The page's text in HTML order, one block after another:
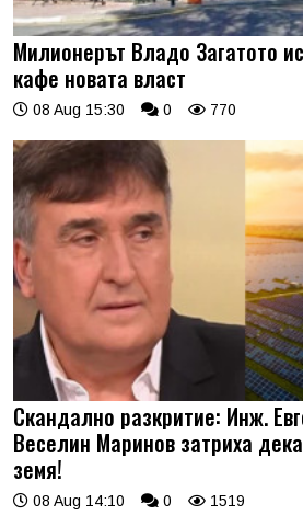
Милионерът Владо Загатото
кафе новата власт
08 Aug 15:30 0 770
Скандално разкритие: Инж.
Веселин Маринов затриха
земя!
08 Aug 14:10 0 1519